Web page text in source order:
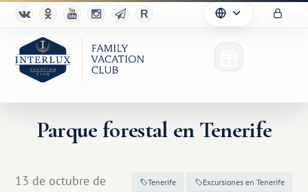
Parque forestal en Tenerife
13 de octubre de
Tenerife Excursiones en Tenerife